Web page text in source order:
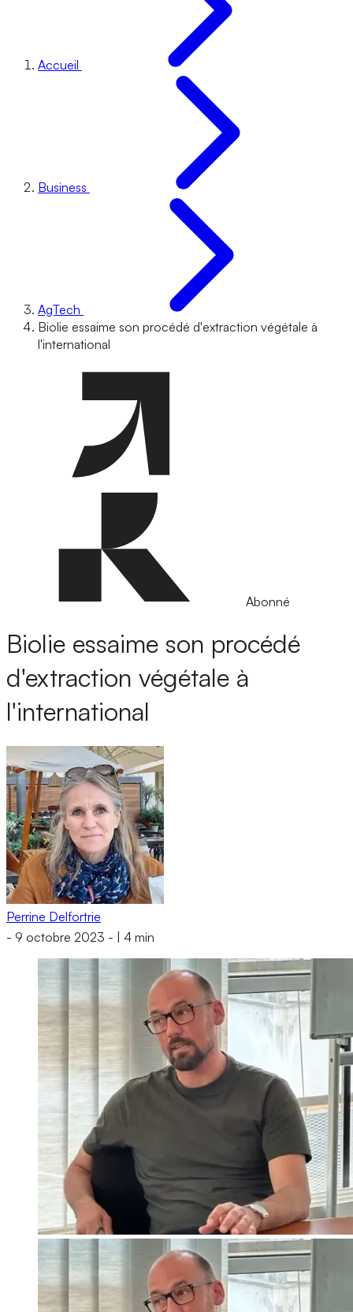
Accueil
Business
AgTech
Biolie essaime son procédé d'extraction végétale à
l'international
Abonné
Biolie essaime son procédé
d'extraction végétale à
l'international
Perrine Delfortrie
- 9 octobre 2023 - 4 min